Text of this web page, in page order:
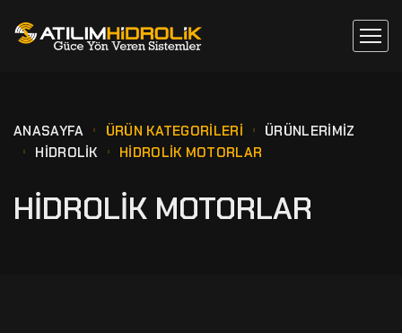
ANASAYFA ÜRÜN KATEGORILERI
ÜRÜNLERİMİZ
HİDROLİK
HİDROLİK MOTORLAR
HİDROLİK MOTORLAR